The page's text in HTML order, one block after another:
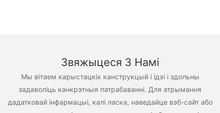
Звяжыцеся З Намі
Мы вітаем карыстацкіх канструкцый і ідэі і здольны
задаволіць канкрэтныя патрабаванні. Для атрымання
дадатковай інфармацыі, калі ласка, наведайце вэб-сайт або